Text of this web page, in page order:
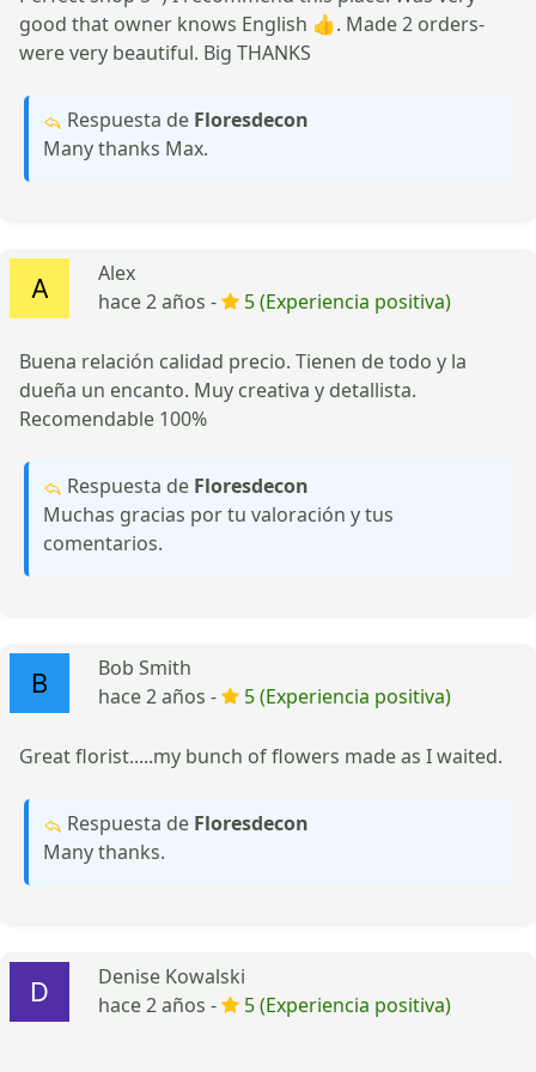
good that owner knows English 👍. Made 2 orders-
were very beautiful. Big THANKS
Respuesta de Floresdecon
Many thanks Max.
Alex
hace 2 años -
5 (Experiencia positiva)
Buena relación calidad precio. Tienen de todo y la
dueña un encanto. Muy creativa y detallista.
Recomendable 100%
Respuesta de Floresdecon
Muchas gracias por tu valoración y tus
comentarios.
Bob Smith
hace 2 años -
5 (Experiencia positiva)
Great florist.....my bunch of flowers made as I waited.
Respuesta de Floresdecon
Many thanks.
Denise Kowalski
hace 2 años -
5 (Experiencia positiva)